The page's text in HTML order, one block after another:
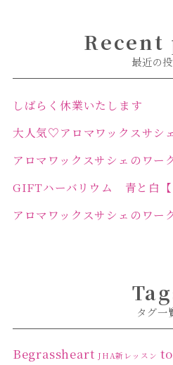
Recent
最近の
しばらく休業いたします
タグ一
Begrassheart JHA新レッスン